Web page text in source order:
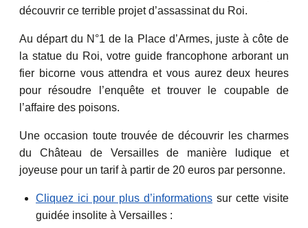
découvrir ce terrible projet d’assassinat du Roi.
Au départ du N°1 de la Place d’Armes, juste à côte de
la statue du Roi, votre guide francophone arborant un
fier bicorne vous attendra et vous aurez deux heures
pour résoudre l’enquête et trouver le coupable de
l’affaire des poisons.
Une occasion toute trouvée de découvrir les charmes
du Château de Versailles de manière ludique et
joyeuse pour un tarif à partir de 20 euros par personne.
Cliquez ici pour plus d’informations sur cette visite
guidée insolite à Versailles :